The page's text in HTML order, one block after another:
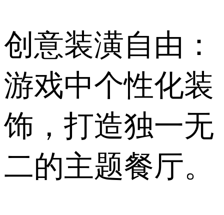
创意装潢自由：
游戏中个性化装
饰，打造独一无
二的主题餐厅。